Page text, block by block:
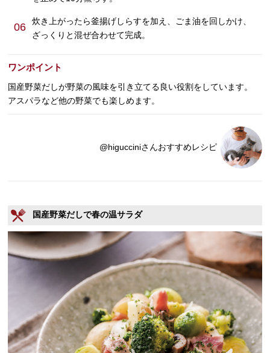
06
炊き上がったら釜揚げしらすを加え、ごま油を回しかけ、
ざっくりと混ぜ合わせて完成。
ワンポイント
国産野菜だしが野菜の風味を引き立てる良い役割をしています。
アスパラなど他の野菜でも楽しめます。
@higucciniさんおすすめレシピ
国産野菜だしで春の温サラダ